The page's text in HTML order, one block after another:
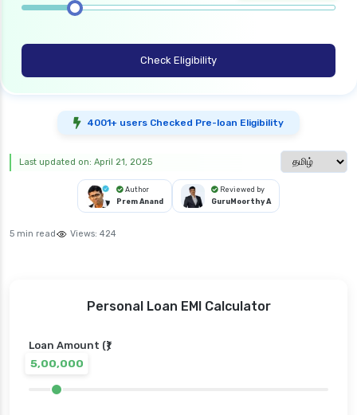
Check Eligibility
4001+ users Checked Pre-loan Eligibility
Select
Last updated on: April 21, 2025
Author
Prem Anand
Reviewed by
GuruMoorthy A
5 min read Views: 424
Personal Loan EMI Calculator
Loan Amount (₹)
5,00,000